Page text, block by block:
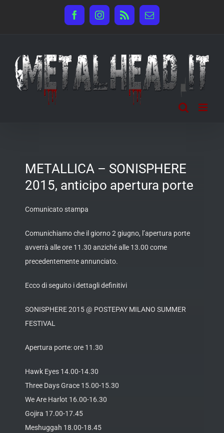
FacebookInstagram
Rss Email
METALLICA – SONISPHERE
2015, anticipo apertura porte
Comunicato stampa
Comunichiamo che il giorno 2 giugno, l’apertura porte
avverrà alle ore 11.30 anziché alle 13.00 come
precedentemente annunciato.
Ecco di seguito i dettagli definitivi
SONISPHERE 2015 @ POSTEPAY MILANO SUMMER
FESTIVAL
Apertura porte: ore 11.30
Hawk Eyes 14.00-14.30
Three Days Grace 15.00-15.30
We Are Harlot 16.00-16.30
Gojira 17.00-17.45
Meshuggah 18.00-18.45